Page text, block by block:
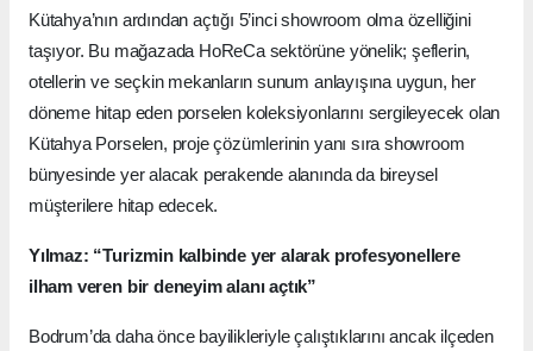
Kütahya’nın ardından açtığı 5’inci showroom olma özelliğini
taşıyor. Bu mağazada HoReCa sektörüne yönelik; şeflerin,
otellerin ve seçkin mekanların sunum anlayışına uygun, her
döneme hitap eden porselen koleksiyonlarını sergileyecek olan
Kütahya Porselen, proje çözümlerinin yanı sıra showroom
bünyesinde yer alacak perakende alanında da bireysel
müşterilere hitap edecek.
Yılmaz: “Turizmin kalbinde yer alarak profesyonellere
ilham veren bir deneyim alanı açtık”
Bodrum’da daha önce bayilikleriyle çalıştıklarını ancak ilçeden